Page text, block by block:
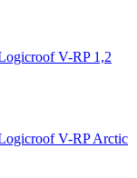
V-RP 1,2
V-RP Arctic